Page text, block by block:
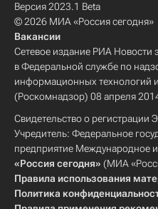
Версия 2023.1 Beta
© 2026 МИА «Россия сегодня»
Вакансии
Сетевое издание РИА Новости
в Федеральной службе по
информационных технологий
(Роскомнадзор) 08 апреля
Свидетельство о
Учредитель: Федеральное
предприятие Международное
«Россия сегодня» (МИА
Правила использования
Политика